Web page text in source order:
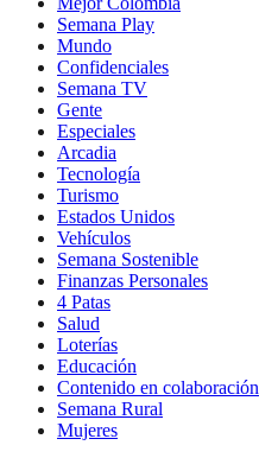
Semana Play
Mundo
Confidenciales
Semana TV
Gente
Especiales
Arcadia
Tecnología
Turismo
Estados Unidos
Vehículos
Semana Sostenible
Finanzas Personales
4 Patas
Salud
Loterías
Educación
Contenido en colaboración
Semana Rural
Mujeres